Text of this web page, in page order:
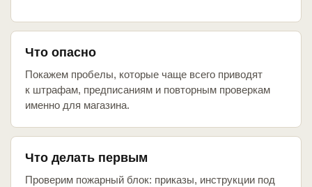
Что опасно
Покажем пробелы, которые чаще всего приводят
к штрафам, предписаниям и повторным проверкам
именно для магазина.
Что делать первым
Проверим пожарный блок: приказы, инструкции под